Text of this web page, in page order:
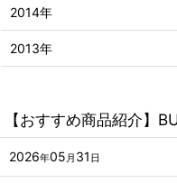
【おすすめ商品紹介】
2026年05 月 31 日
2014年
2013年